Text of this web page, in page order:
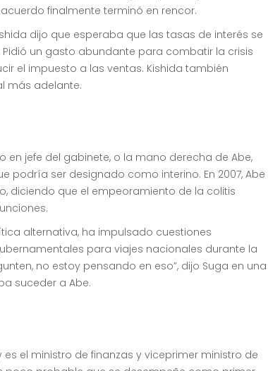
acuerdo finalmente terminó en rencor.
dijo que esperaba que las tasas de interés se
Pidió un gasto abundante para combatir la crisis
el impuesto a las ventas. Kishida también
más adelante.
jefe del gabinete, o la mano derecha de Abe,
podría ser designado como interino. En 2007, Abe
diciendo que el empeoramiento de la colitis
alternativa, ha impulsado cuestiones
para viajes nacionales durante la
no estoy pensando en eso”, dijo Suga en una
suceder a Abe.
el ministro de finanzas y viceprimer ministro de